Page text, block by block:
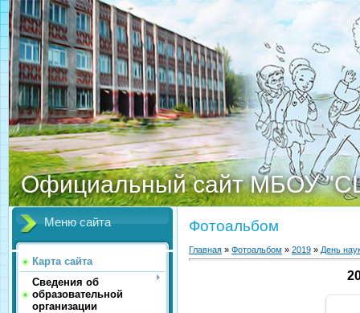
Официальный сайт МБОУ
Меню сайта
Карта сайта
Сведения об
образовательной
организации
Фотоальбом
Главная » Фотоальбом » 2019 » День